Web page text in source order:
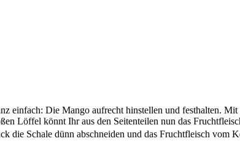
einfach: Die Mango aufrecht hinstellen und festhalten.
Löffel könnt Ihr aus den Seitenteilen nun das
die Schale dünn abschneiden und das Fruchtfleisch vom